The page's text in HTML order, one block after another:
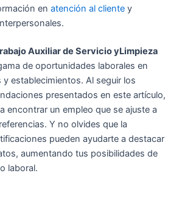
en atención al clientey
Auxiliar de Servicio yLimpieza
de oportunidades laborales en
establecimientos. Al seguir los
presentados en este artículo,
encontrar un empleo que se ajuste a
Y no olvides que la
pueden ayudarte a destacar
aumentando tus posibilidades de
laboral.